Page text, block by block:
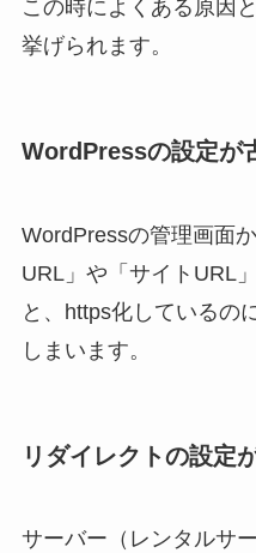
この時によくある原因
挙げられます。
WordPressの設定が
WordPressの管理画面
URL」や「サイトURL
と、https化しているの
しまいます。
リダイレクトの設定
サーバー（レンタルサ